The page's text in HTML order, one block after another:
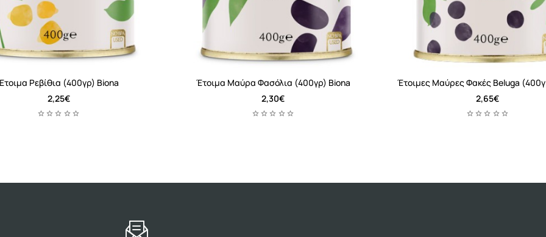
Ρεβίθια (400γρ) Biona
2,25€
Έτοιμα Μαύρα Φασόλια (400γρ) Biona
2,30€
Έτοιμες Μαύρες Φακές Beluga
2,65€